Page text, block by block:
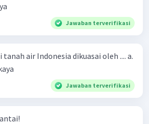
Jawaban terverifikasi
air Indonesia dikuasai oleh .... a.
Jawaban terverifikasi